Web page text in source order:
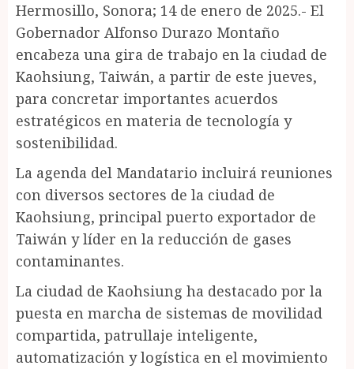
Hermosillo, Sonora; 14 de enero de 2025.- El
Gobernador Alfonso Durazo Montaño
encabeza una gira de trabajo en la ciudad de
Kaohsiung, Taiwán, a partir de este jueves,
para concretar importantes acuerdos
estratégicos en materia de tecnología y
sostenibilidad.
La agenda del Mandatario incluirá reuniones
con diversos sectores de la ciudad de
Kaohsiung, principal puerto exportador de
Taiwán y líder en la reducción de gases
contaminantes.
La ciudad de Kaohsiung ha destacado por la
puesta en marcha de sistemas de movilidad
compartida, patrullaje inteligente,
automatización y logística en el movimiento